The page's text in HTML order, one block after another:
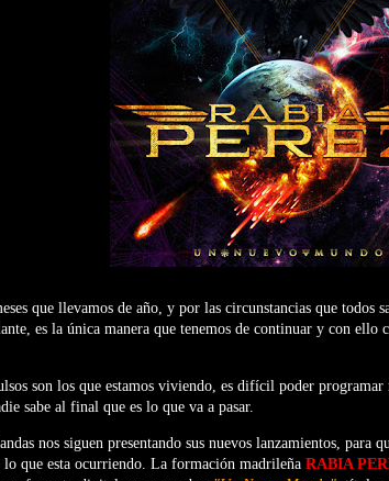
que llevamos de año, y por las circunstancias que todos
es la única manera que tenemos de continuar y con ello
son los que estamos viviendo, es difícil poder programar
sabe al final que es lo que va a pasar.
nos siguen presentando sus nuevos lanzamientos, para
que esta ocurriendo. La formación madrileña RABIA